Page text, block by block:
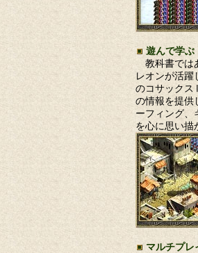
遊んで学ぶ
教科書では
レオンが活躍
のコサックス
の情報を提供
ーフィング、
を心に思い描
マルチプレ